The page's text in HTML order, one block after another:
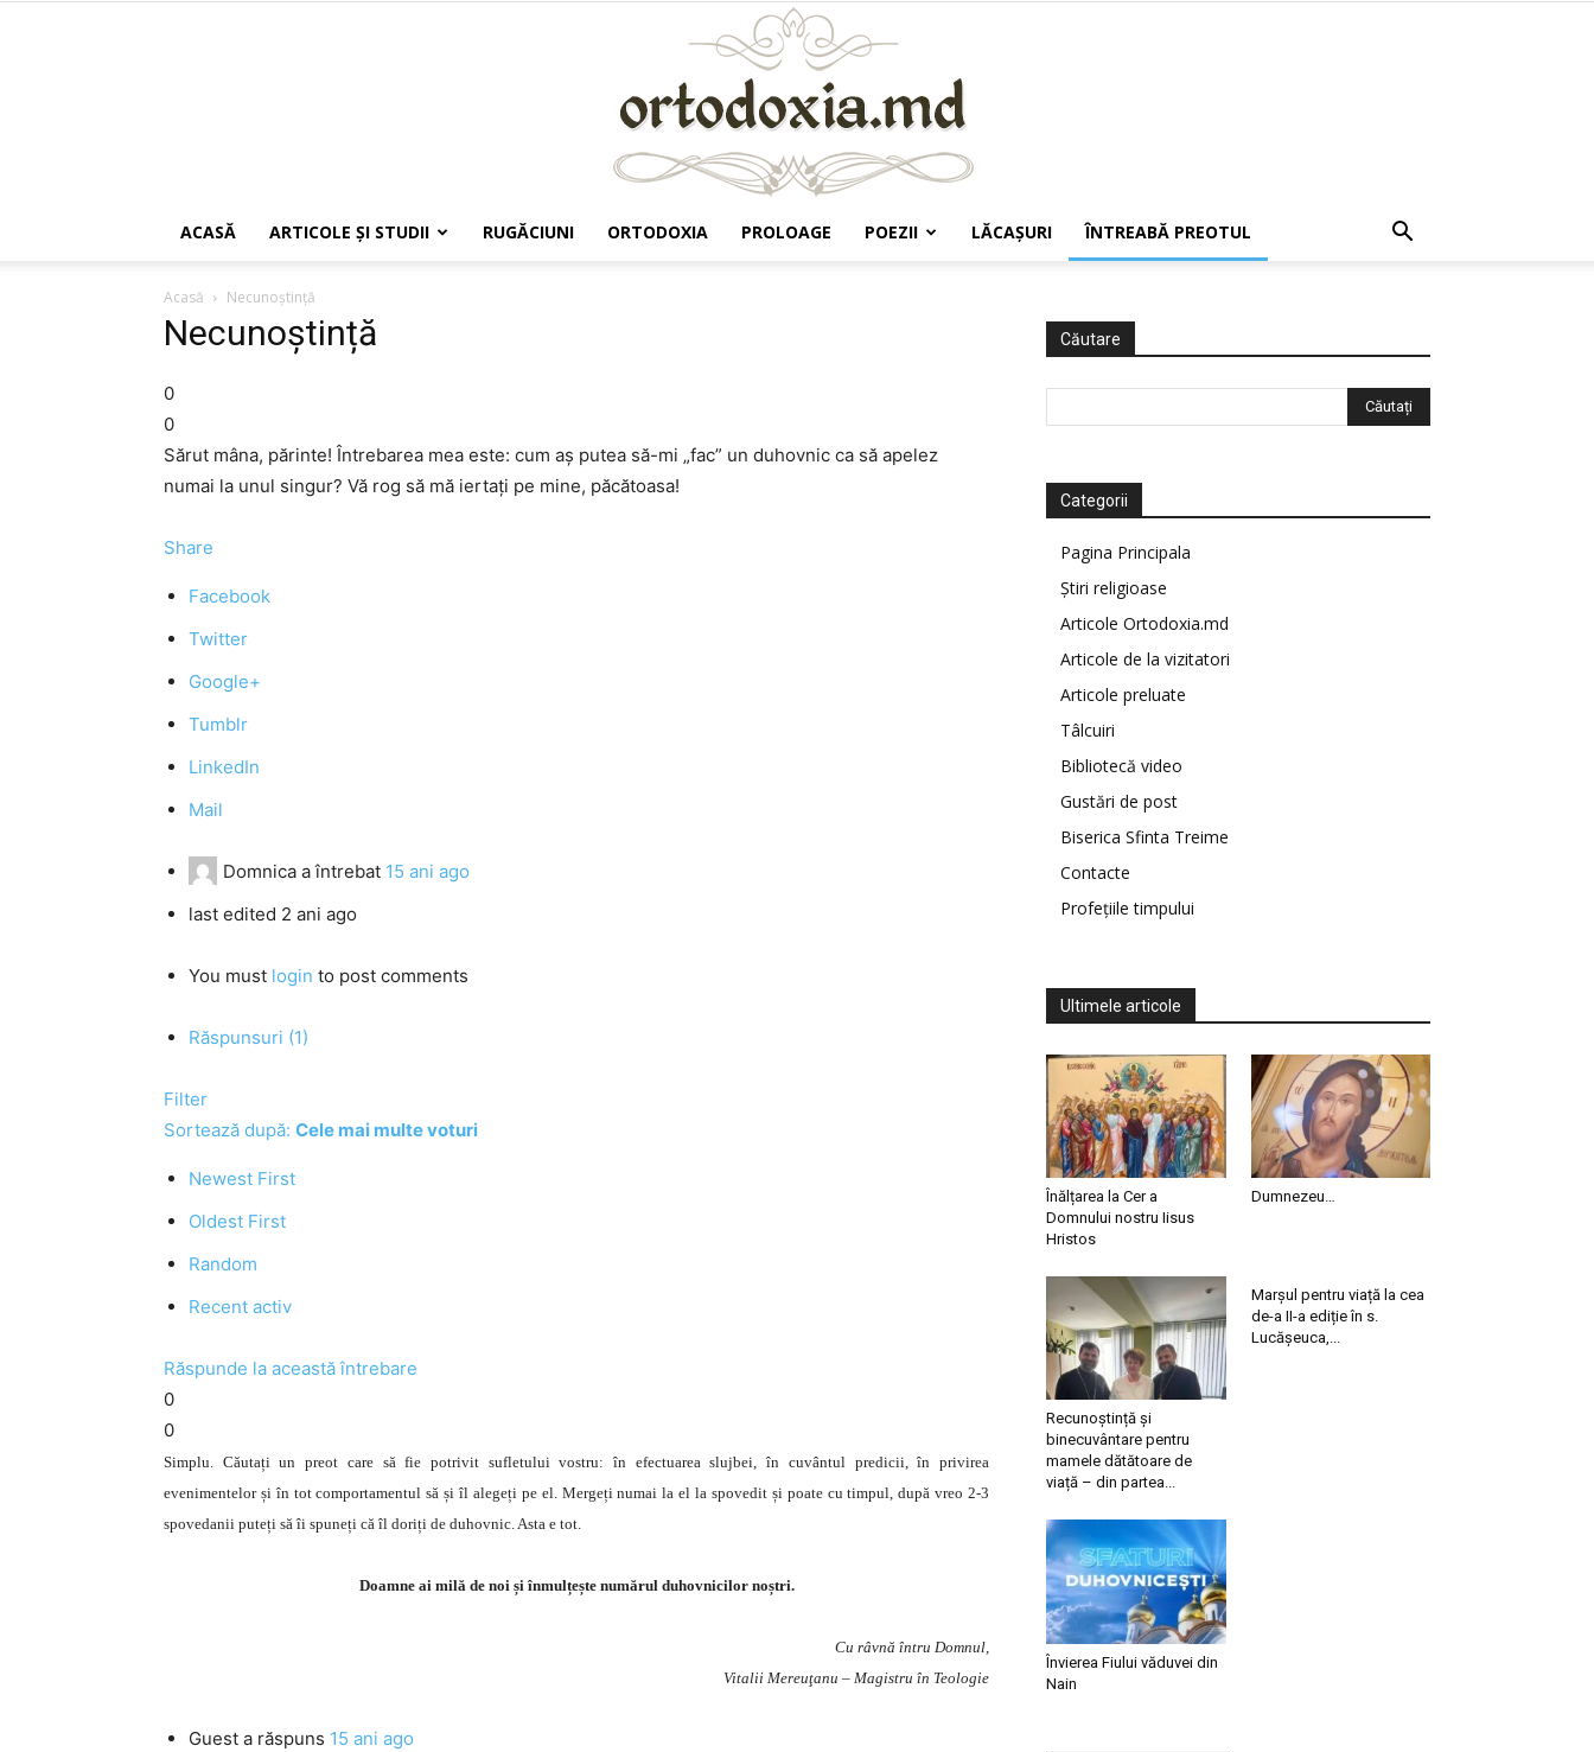
ACASĂ ARTICOLE ŞI STUDII RUGĂCIUNI ORTODOXIA PROLOAGE POEZII LĂCAŞURI ÎNTREABĂ PREOTUL
Acasă Necunoștință
Necunoștință
0
0
Sărut mâna, părinte! Întrebarea mea este: cum aș putea să-mi „fac” un duhovnic ca să apelez
numai la unul singur? Vă rog să mă iertați pe mine, păcătoasa!
Share
Facebook
Twitter
Google+
Tumblr
LinkedIn
Mail
Domnica a întrebat 15 ani ago
last edited 2 ani ago
You must login to post comments
Răspunsuri (1)
Filter
Sortează după: Cele mai multe voturi
Newest First
Oldest First
Random
Recent activ
Răspunde la această întrebare
0
0
Simplu. Căutați un preot care să fie potrivit sufletului vostru: în efectuarea slujbei, în cuvântul predicii, în privirea
evenimentelor și în tot comportamentul să și îl alegeți pe el. Mergeți numai la el la spovedit și poate cu timpul, după vreo 2-3
spovedanii puteți să îi spuneți că îl doriți de duhovnic. Asta e tot.
Doamne ai milă de noi și înmulțește numărul duhovnicilor noștri.
Cu râvnă întru Domnul,
Vitalii Mereuţanu – Magistru în Teologie
Guest a răspuns 15 ani ago
Căutare
Categorii
Pagina Principala
Știri religioase
Articole Ortodoxia.md
Articole de la vizitatori
Articole preluate
Tâlcuiri
Bibliotecă video
Gustări de post
Biserica Sfinta Treime
Contacte
Profețiile timpului
Ultimele articole
Înălțarea la Cer a
Domnului nostru Iisus
Hristos
Dumnezeu…
Recunoștință și
binecuvântare pentru
mamele dătătoare de
viață – din partea...
Marșul pentru viață la cea
de-a II-a ediție în s.
Lucășeuca,...
Învierea Fiului văduvei din
Nain